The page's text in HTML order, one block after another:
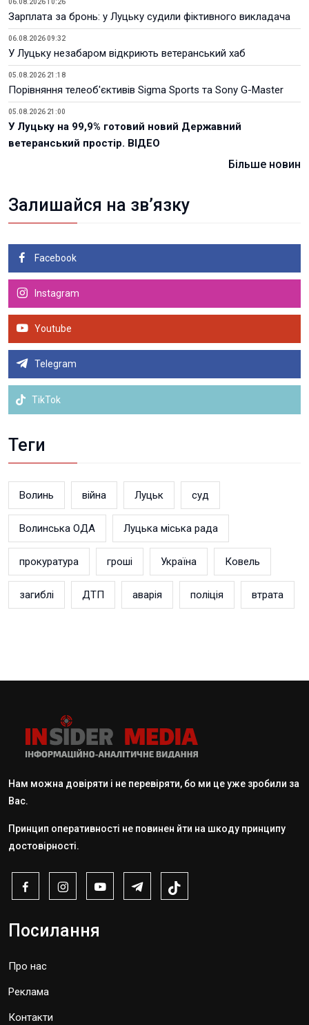
06.08.2026 10:26
Зарплата за бронь: у Луцьку судили фіктивного викладача
06.08.2026 09:32
У Луцьку незабаром відкриють ветеранський хаб
05.08.2026 21:18
Порівняння телеоб'єктивів Sigma Sports та Sony G-Master
05.08.2026 21:00
У Луцьку на 99,9% готовий новий Державний
ветеранський простір. ВІДЕО
Більше новин
Залишайся на зв’язку
Facebook
Instagram
Youtube
Telegram
TikTok
Теги
Волинь війна Луцьк суд
Волинська ОДА Луцька міська рада
прокуратура гроші Україна Ковель
загиблі ДТП аварія поліція втрата
Нам можна довіряти і не перевіряти, бо ми це уже зробили за
Вас.
Принцип оперативності не повинен йти на шкоду принципу
достовірності.
Посилання
Про нас
Реклама
Контакти